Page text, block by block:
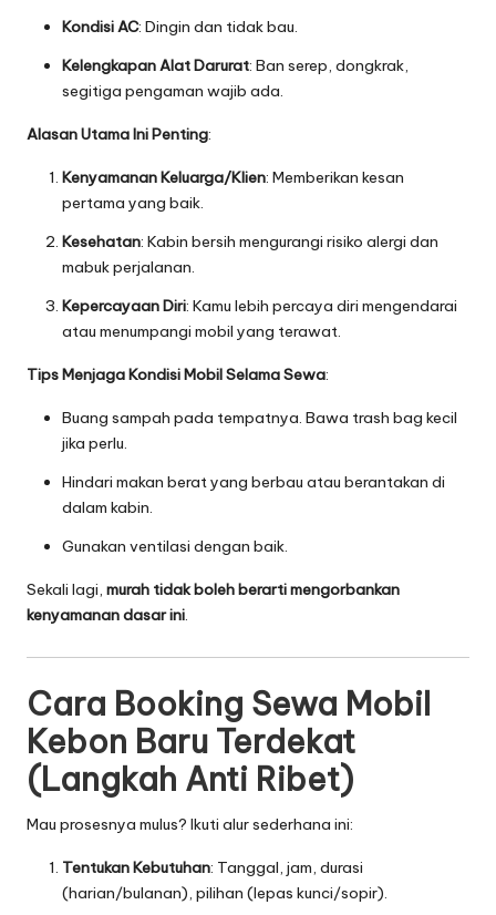
Kondisi AC: Dingin dan tidak bau.
Kelengkapan Alat Darurat: Ban serep, dongkrak,
segitiga pengaman wajib ada.
Alasan Utama Ini Penting:
Kenyamanan Keluarga/Klien: Memberikan kesan
pertama yang baik.
Kesehatan: Kabin bersih mengurangi risiko alergi dan
mabuk perjalanan.
Kepercayaan Diri: Kamu lebih percaya diri mengendarai
atau menumpangi mobil yang terawat.
Tips Menjaga Kondisi Mobil Selama Sewa:
Buang sampah pada tempatnya. Bawa trash bag kecil
jika perlu.
Hindari makan berat yang berbau atau berantakan di
dalam kabin.
Gunakan ventilasi dengan baik.
Sekali lagi, murah tidak boleh berarti mengorbankan
kenyamanan dasar ini.
Cara Booking Sewa Mobil
Kebon Baru Terdekat
(Langkah Anti Ribet)
Mau prosesnya mulus? Ikuti alur sederhana ini:
Tentukan Kebutuhan: Tanggal, jam, durasi
(harian/bulanan), pilihan (lepas kunci/sopir).